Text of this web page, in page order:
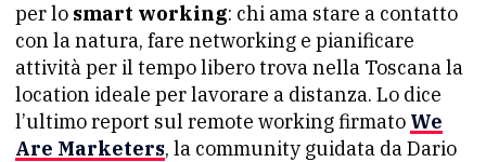
per lo smart working: chi ama stare a contatto
con la natura, fare networking e pianificare
attività per il tempo libero trova nella Toscana la
location ideale per lavorare a distanza. Lo dice
l’ultimo report sul remote working firmato We
Are Marketers, la community guidata da Dario